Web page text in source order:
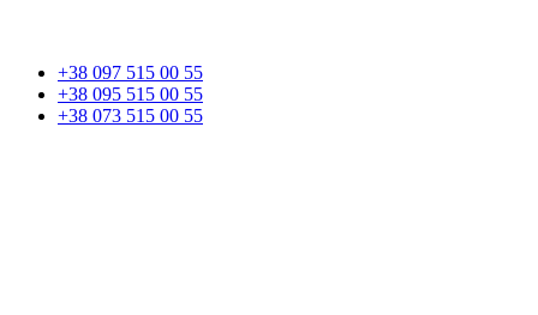
+38 097 515 00 55
+38 095 515 00 55
+38 073 515 00 55